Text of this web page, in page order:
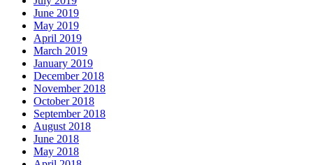
June 2019
May 2019
April 2019
March 2019
January 2019
December 2018
November 2018
October 2018
September 2018
August 2018
June 2018
May 2018